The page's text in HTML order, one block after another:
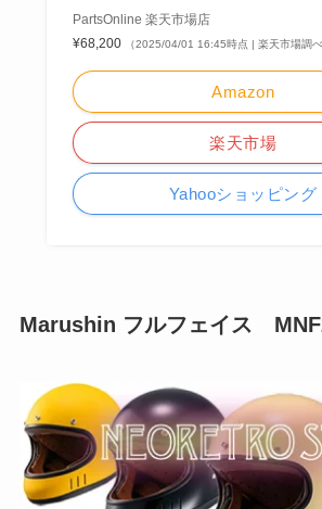
PartsOnline 楽天市場店
¥68,200
（2025/04/01 16:45時点 | 楽天市場調べ
Amazon
楽天市場
Yahooショッピング
Marushin フルフェイス